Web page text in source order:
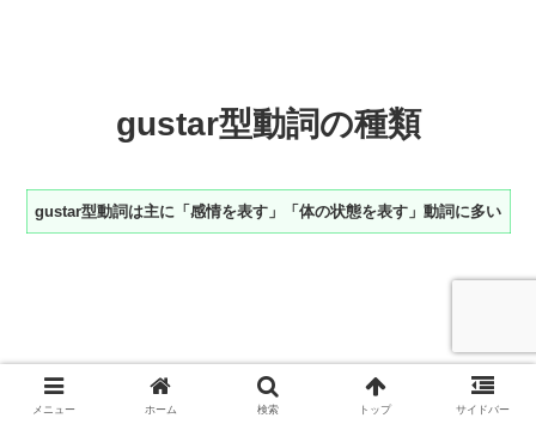
gustar型動詞の種類
gustar型動詞は主に「感情を表す」「体の状態を表す」動詞に多い
gustar型動詞の補足
メニュー ホーム 検索 トップ サイドバー